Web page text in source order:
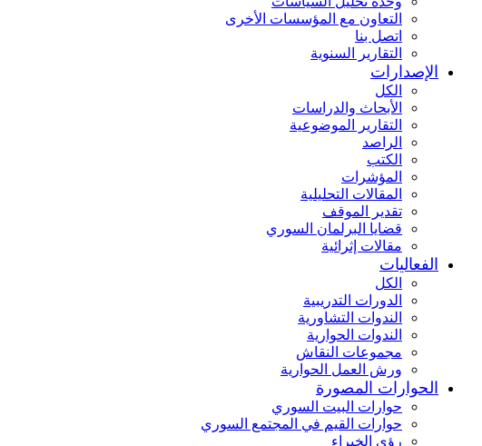
التعاون مع المؤسسات الأخرى
اتصل بنا
التقارير السنوية
الإصدارات
الكل
الأبحاث والدراسات
التقارير الموضوعية
الراصد
الكتب
المؤشرات
المقالات التحليلية
تقدير الموقف
قضايا البرلمان السوري
مقالات إثرائية
الفعاليات
الكل
الدورات التدريبية
الندوات التشاورية
الندوات الحوارية
مجموعات النقاش
ورش العمل الحوارية
الحوارات المصورة
حوارات البيت السوري
حوارات القيم في المجتمع السوري
رؤى الخبراء